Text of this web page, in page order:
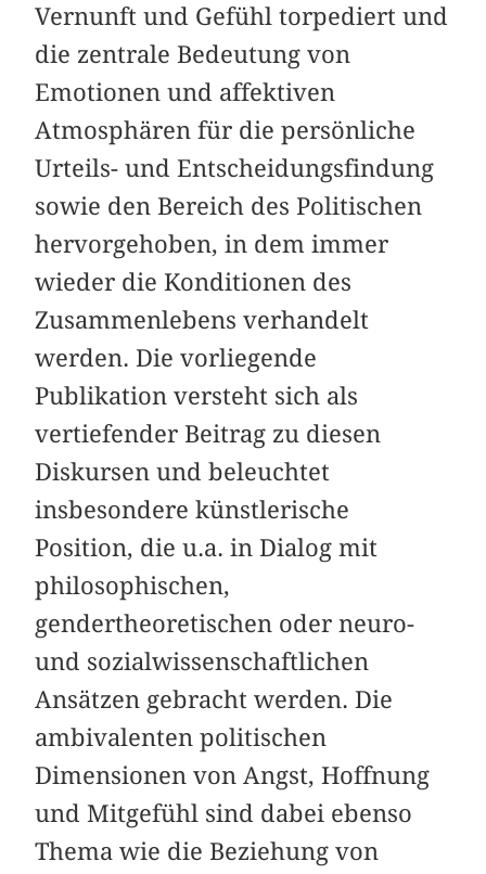
Vernunft und Gefühl torpediert und
die zentrale Bedeutung von
Emotionen und affektiven
Atmosphären für die persönliche
Urteils- und Entscheidungsfindung
sowie den Bereich des Politischen
hervorgehoben, in dem immer
wieder die Konditionen des
Zusammenlebens verhandelt
werden. Die vorliegende
Publikation versteht sich als
vertiefender Beitrag zu diesen
Diskursen und beleuchtet
insbesondere künstlerische
Position, die u.a. in Dialog mit
philosophischen,
gendertheoretischen oder neuro-
und sozialwissenschaftlichen
Ansätzen gebracht werden. Die
ambivalenten politischen
Dimensionen von Angst, Hoffnung
und Mitgefühl sind dabei ebenso
Thema wie die Beziehung von